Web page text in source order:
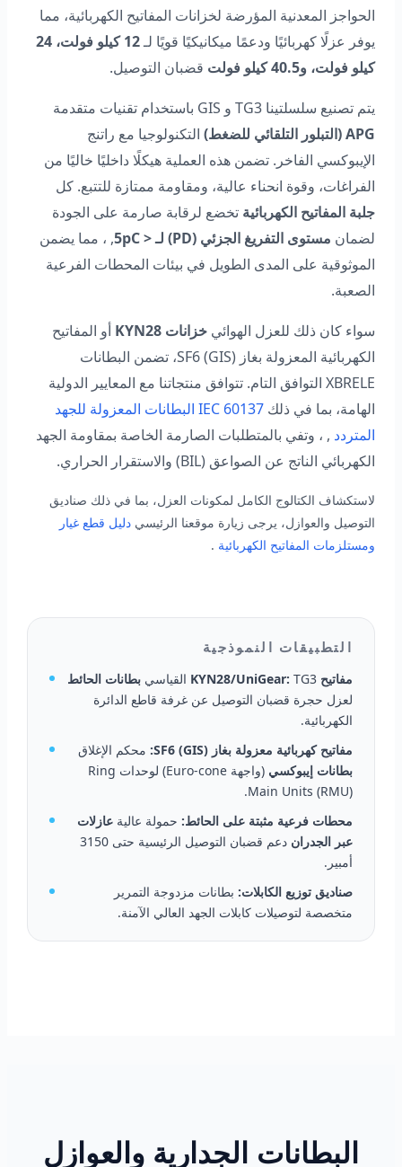
الحواجز المعدنية المؤرضة لخزانات المفاتيح الكهربائية، مما
يوفر عزلًا كهربائيًا ودعمًا ميكانيكيًا قويًا لـ
12 كيلو فولت، 24
كيلو فولت، و40.5 كيلو فولت
قضبان التوصيل.
يتم تصنيع سلسلتينا TG3 و GIS باستخدام تقنيات متقدمة
APG (التبلور التلقائي للضغط)
التكنولوجيا مع راتنج
الإيبوكسي الفاخر. تضمن هذه العملية هيكلًا داخليًا خاليًا من
الفراغات، وقوة انحناء عالية، ومقاومة ممتازة للتتبع. كل
جلبة المفاتيح الكهربائية تخضع لرقابة صارمة على الجودة
لضمان مستوى التفريغ الجزئي (PD) لـ < 5pC
, ، مما يضمن
الموثوقية على المدى الطويل في بيئات المحطات الفرعية
الصعبة.
سواء كان ذلك للعزل الهوائيخزانات KYN28
أو المفاتيح
الكهربائية المعزولة بغاز SF6 (GIS)، تضمن البطانات
XBRELE التوافق التام. تتوافق منتجاتنا مع المعايير الدولية
الهامة، بما في ذلك
IEC 60137 البطانات المعزولة للجهد
المتردد , ، وتفي بالمتطلبات الصارمة الخاصة بمقاومة الجهد
الكهربائي الناتج عن الصواعق (BIL) والاستقرار الحراري.
لاستكشاف الكتالوج الكامل لمكونات العزل، بما في ذلك صناديق
التوصيل والعوازل، يرجى زيارة موقعنا الرئيسيدليل قطع غيار
ومستلزمات المفاتيح الكهربائية .
التطبيقات النموذجية
مفاتيح KYN28/UniGear:TG3 القياسي
بطانات الحائط
لعزل حجرة قضبان التوصيل عن غرفة قاطع الدائرة
الكهربائية.
مفاتيح كهربائية معزولة بغاز SF6 (GIS):
محكم الإغلاق
بطانات إيبوكسي
(واجهة Euro-cone) لوحدات Ring
Main Units (RMU).
محطات فرعية مثبتة على الحائط: حمولة عاليةعازلات
عبر الجدران
دعم قضبان التوصيل الرئيسية حتى 3150
أمبير.
صناديق توزيع الكابلات: بطانات مزدوجة التمرير
متخصصة لتوصيلات كابلات الجهد العالي الآمنة.
البطانات الجدارية والعوازل